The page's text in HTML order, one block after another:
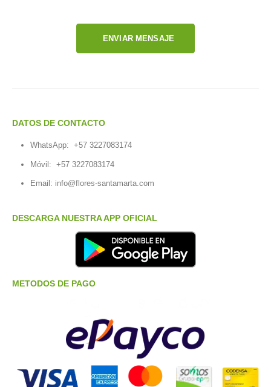
ENVIAR MENSAJE
DATOS DE CONTACTO
WhatsApp: +57 3227083174
Móvil: +57 3227083174
Email: info@flores-santamarta.com
DESCARGA NUESTRA APP OFICIAL
METODOS DE PAGO